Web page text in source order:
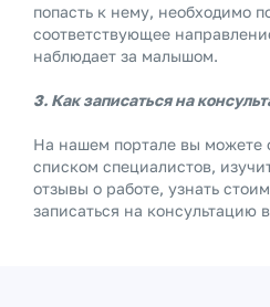
попасть к нему, необходимо
соответствующее
наблюдает за малышом.
3. Как записаться на
На нашем портале вы можете
списком специалистов,
отзывы о работе, узнать
записаться на консультацию